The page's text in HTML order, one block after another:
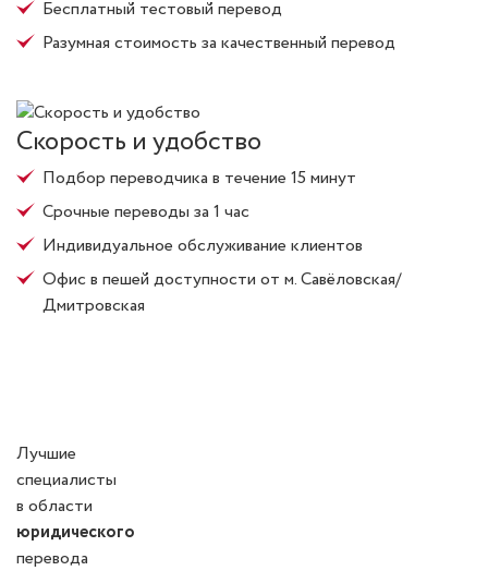
Бесплатный тестовый перевод
Разумная стоимость за качественный перевод
Скорость и удобство
Подбор переводчика в течение 15 минут
Срочные переводы за 1 час
Индивидуальное обслуживание клиентов
Офис в пешей доступности от м. Савёловская/
Дмитровская
Лучшие
специалисты
в области
юридического
перевода